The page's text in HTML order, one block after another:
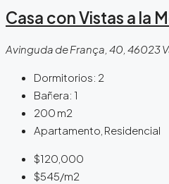
Casa con Vistas a la
Avinguda de França, 40, 46023
Dormitorios: 2
Bañera: 1
200 m2
Apartamento, Residencial
$120,000
$545/m2